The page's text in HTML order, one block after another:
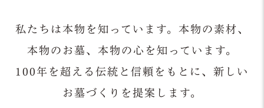
私たちは本物を知っています。本物の素材、
本物のお墓、本物の心を知っています。
100年を超える伝統と信頼をもとに、新しい
お墓づくりを提案します。